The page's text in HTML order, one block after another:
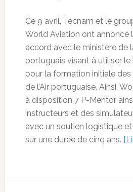
Ce 9 avril, Tecnam et le
World Aviation ont annoncé
accord avec le ministère de
portuguais visant à utiliser
pour la formation initiale des
de l’Air portuguaise. Ainsi,
à disposition 7 P-Mentor
instructeurs et des
avec un soutien logistique
sur une durée de cinq ans.